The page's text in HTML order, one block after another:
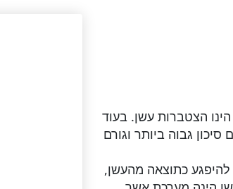
הצטברות עשן. בעוד
גבוה ביותר וגורם
להיפגע כתוצאה מהעשן,